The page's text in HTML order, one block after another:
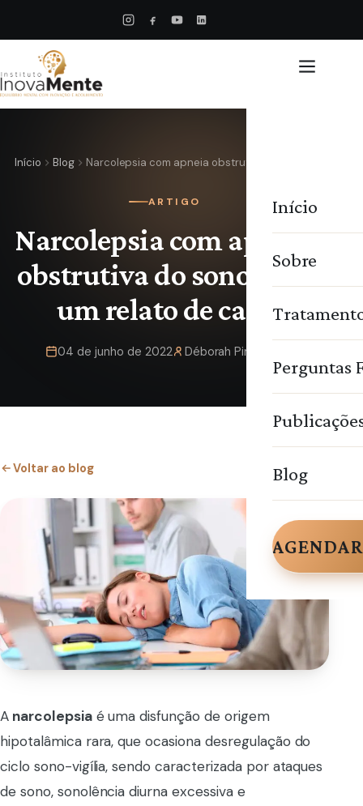
Início
Sobre
Perguntas
Blog
Início Blog Narcolepsia com apneia obstrutiva do sono…
ARTIGO
Narcolepsia com apneia
obstrutiva do sono leve:
um relato de caso
04 de junho de 2022 Déborah Pimentel
Voltar ao blog
Anarcolepsiaé uma disfunção de origem
hipotalâmica rara, que ocasiona desregulação do
ciclo sono-vigília, sendo caracterizada por ataques
de sono, sonolência diurna excessiva e